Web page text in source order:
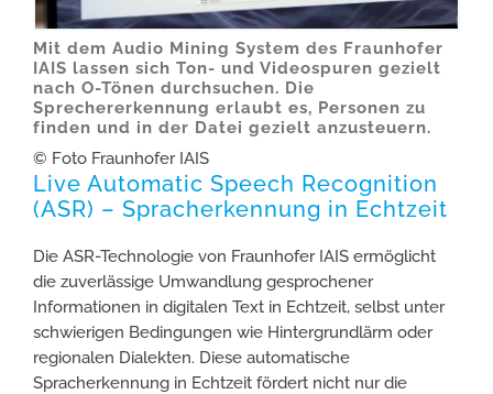
Mit dem Audio Mining System des Fraunhofer
IAIS lassen sich Ton- und Videospuren gezielt
nach O-Tönen durchsuchen. Die
Sprechererkennung erlaubt es, Personen zu
finden und in der Datei gezielt anzusteuern.
© Foto Fraunhofer IAIS
Live Automatic Speech Recognition
(ASR) – Spracherkennung in Echtzeit
Die ASR-Technologie von Fraunhofer IAIS ermöglicht
die zuverlässige Umwandlung gesprochener
Informationen in digitalen Text in Echtzeit, selbst unter
schwierigen Bedingungen wie Hintergrundlärm oder
regionalen Dialekten. Diese automatische
Spracherkennung in Echtzeit fördert nicht nur die